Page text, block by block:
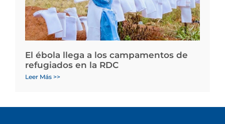
El ébola llega a los campamentos de
refugiados en la RDC
Leer Más >>